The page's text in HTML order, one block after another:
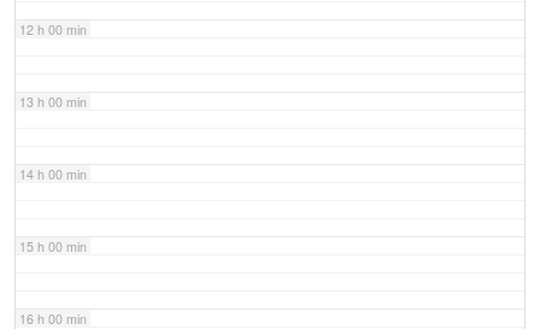
12 h 00 min
13 h 00 min
14 h 00 min
15 h 00 min
16 h 00 min